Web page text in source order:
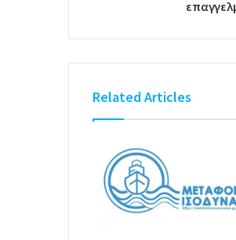
Related Articles